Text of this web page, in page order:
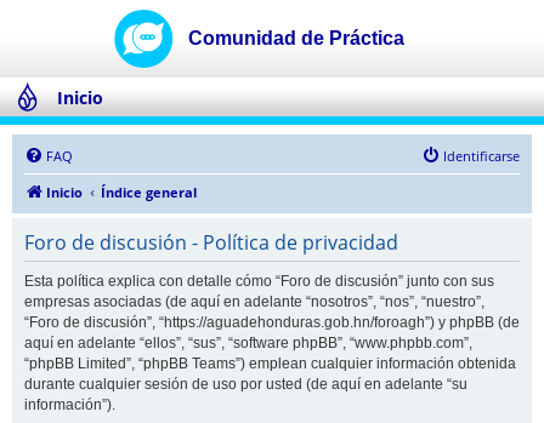
Inicio
FAQ
Identificarse
Inicio
Índice general
Foro de discusión - Política de privacidad
Esta política explica con detalle cómo “Foro de discusión” junto con sus
empresas asociadas (de aquí en adelante “nosotros”, “nos”, “nuestro”,
“Foro de discusión”, “https://aguadehonduras.gob.hn/foroagh”) y phpBB (de
aquí en adelante “ellos”, “sus”, “software phpBB”, “www.phpbb.com”,
“phpBB Limited”, “phpBB Teams”) emplean cualquier información obtenida
durante cualquier sesión de uso por usted (de aquí en adelante “su
información”).